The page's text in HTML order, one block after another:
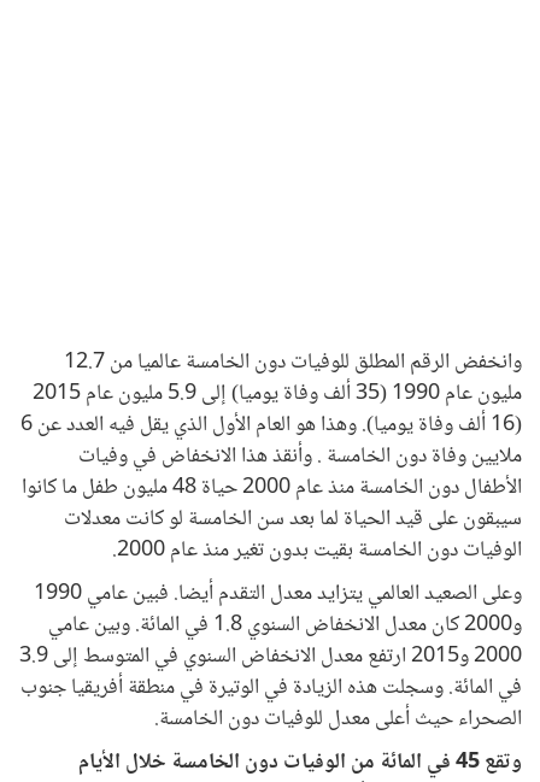
وانخفض الرقم المطلق للوفيات دون الخامسة عالميا من 12.7
مليون عام 1990 (35 ألف وفاة يوميا) إلى 5.9 مليون عام 2015
(16 ألف وفاة يوميا). وهذا هو العام الأول الذي يقل فيه العدد عن 6
ملايين وفاة دون الخامسة . وأنقذ هذا الانخفاض في وفيات
الأطفال دون الخامسة منذ عام 2000 حياة 48 مليون طفل ما كانوا
سيبقون على قيد الحياة لما بعد سن الخامسة لو كانت معدلات
الوفيات دون الخامسة بقيت بدون تغير منذ عام 2000.
وعلى الصعيد العالمي يتزايد معدل التقدم أيضا. فبين عامي 1990
و2000 كان معدل الانخفاض السنوي 1.8 في المائة. وبين عامي
2000 و2015 ارتفع معدل الانخفاض السنوي في المتوسط إلى 3.9
في المائة. وسجلت هذه الزيادة في الوتيرة في منطقة أفريقيا جنوب
الصحراء حيث أعلى معدل للوفيات دون الخامسة.
وتقع 45 في المائة من الوفيات دون الخامسة خلال الأيام